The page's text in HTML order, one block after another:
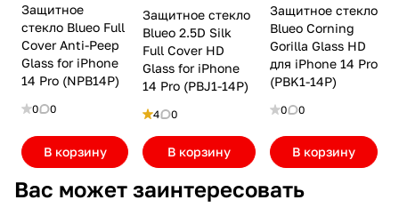
Защитное
стекло Blueo Full
Cover Anti-Peep
Glass for iPhone
14 Pro (NPB14P)
0 0
В корзину
Защитное стекло
Blueo 2.5D Silk
Full Cover HD
Glass for iPhone
14 Pro (PBJ1-14P)
4 0
В корзину
Защитное стекло
Blueo Corning
Gorilla Glass HD
для iPhone 14 Pro
(PBK1-14P)
0 0
В корзину
Вас может заинтересовать